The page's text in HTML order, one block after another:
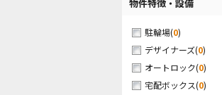
物件特徴・設備
駐輪場(0)
デザイナーズ(0)
オートロック(0)
宅配ボックス(0)